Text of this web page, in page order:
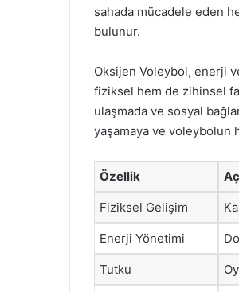
sahada mücadele eden
bulunur.
Oksijen Voleybol, enerji
fiziksel hem de zihinsel
ulaşmada ve sosyal
yaşamaya ve voleybolun
Özellik
Fiziksel Gelişim
Enerji Yönetimi
Tutku